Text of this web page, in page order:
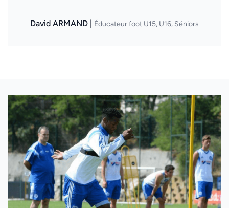
David ARMAND | Éducateur foot U15, U16, Séniors